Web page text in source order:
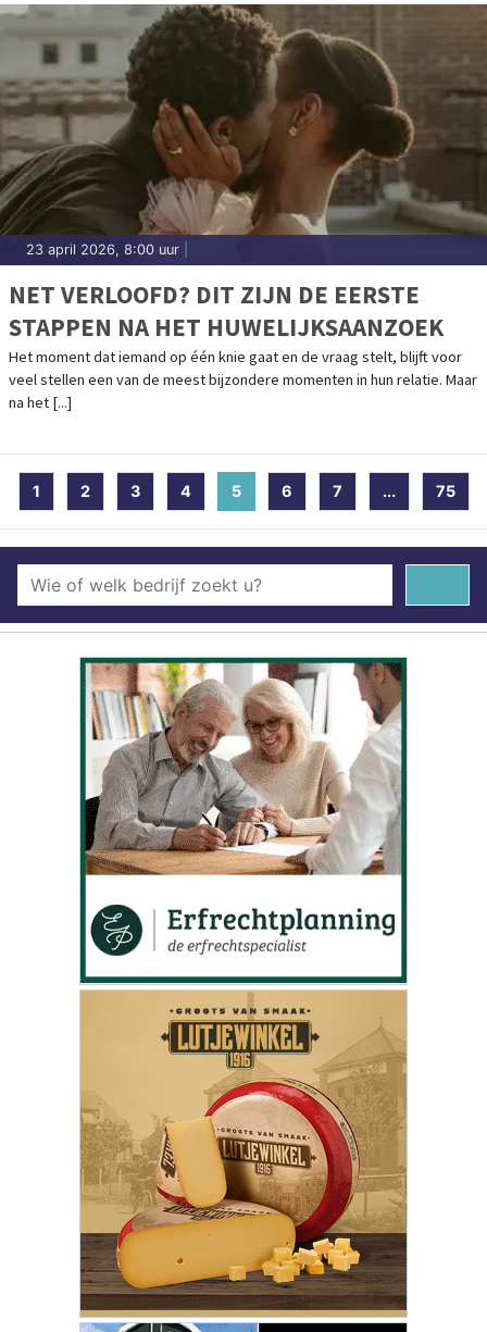
23 april 2026, 8:00 uur
NET VERLOOFD? DIT ZIJN DE EERSTE
STAPPEN NA HET HUWELIJKSAANZOEK
Het moment dat iemand op één knie gaat en de vraag stelt, blijft voor
veel stellen een van de meest bijzondere momenten in hun relatie. Maar
na het [...]
1 2 3 4 5(current)
6 7 ... 75